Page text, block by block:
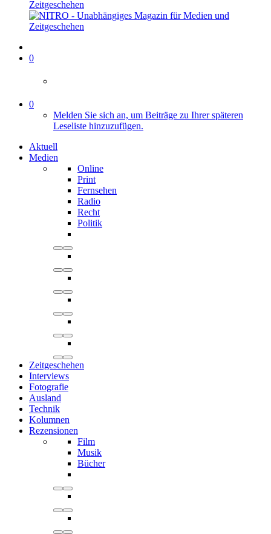
0
0
Melden Sie sich an, um Beiträge zu Ihrer späteren
Leseliste hinzuzufügen.
Aktuell
Medien
Online
Print
Fernsehen
Radio
Recht
Politik
Zeitgeschehen
Interviews
Fotografie
Ausland
Technik
Kolumnen
Rezensionen
Film
Musik
Bücher